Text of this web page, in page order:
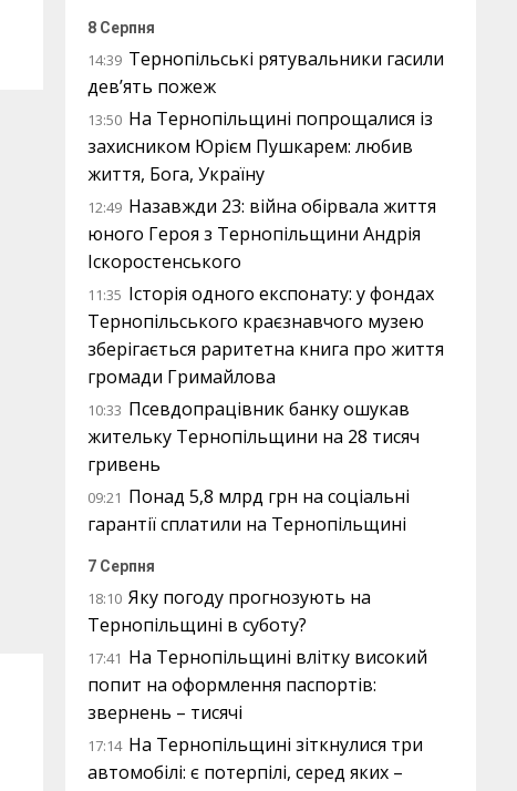
8 Серпня
14:39 Тернопільські рятувальники гасили
дев’ять пожеж
13:50 На Тернопільщині попрощалися із
захисником Юрієм Пушкарем: любив
життя, Бога, Україну
12:49 Назавжди 23: війна обірвала життя
юного Героя з Тернопільщини Андрія
Іскоростенського
11:35 Історія одного експонату: у фондах
Тернопільського краєзнавчого музею
зберігається раритетна книга про життя
громади Гримайлова
10:33 Псевдопрацівник банку ошукав
жительку Тернопільщини на 28 тисяч
гривень
09:21 Понад 5,8 млрд грн на соціальні
гарантії сплатили на Тернопільщині
7 Серпня
18:10 Яку погоду прогнозують на
Тернопільщині в суботу?
17:41 На Тернопільщині влітку високий
попит на оформлення паспортів:
звернень – тисячі
17:14 На Тернопільщині зіткнулися три
автомобілі: є потерпілі, серед яких –